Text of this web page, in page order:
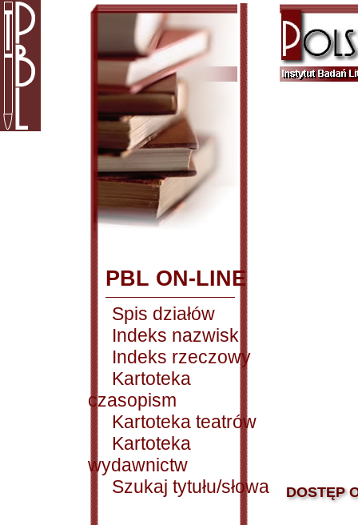
PBL ON-LINE
Spis działów
Indeks nazwisk
Indeks rzeczowy
Kartoteka
czasopism
Kartoteka teatrów
Kartoteka
wydawnictw
Szukaj tytułu/słowa
DOSTĘP